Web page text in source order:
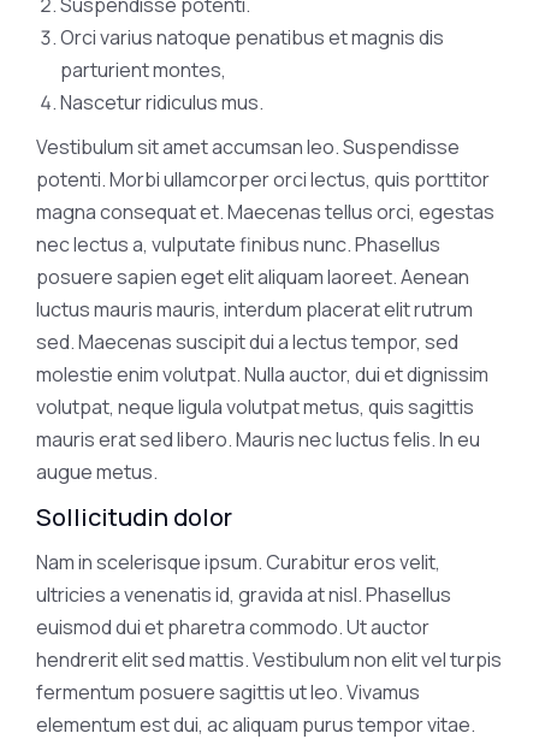
Orci varius natoque penatibus et magnis dis
parturient montes,
Nascetur ridiculus mus.
Vestibulum sit amet accumsan leo. Suspendisse
potenti. Morbi ullamcorper orci lectus, quis porttitor
magna consequat et. Maecenas tellus orci, egestas
nec lectus a, vulputate finibus nunc. Phasellus
posuere sapien eget elit aliquam laoreet. Aenean
luctus mauris mauris, interdum placerat elit rutrum
sed. Maecenas suscipit dui a lectus tempor, sed
molestie enim volutpat. Nulla auctor, dui et dignissim
volutpat, neque ligula volutpat metus, quis sagittis
mauris erat sed libero. Mauris nec luctus felis. In eu
augue metus.
Sollicitudin dolor
Nam in scelerisque ipsum. Curabitur eros velit,
ultricies a venenatis id, gravida at nisl. Phasellus
euismod dui et pharetra commodo. Ut auctor
hendrerit elit sed mattis. Vestibulum non elit vel turpis
fermentum posuere sagittis ut leo. Vivamus
elementum est dui, ac aliquam purus tempor vitae.